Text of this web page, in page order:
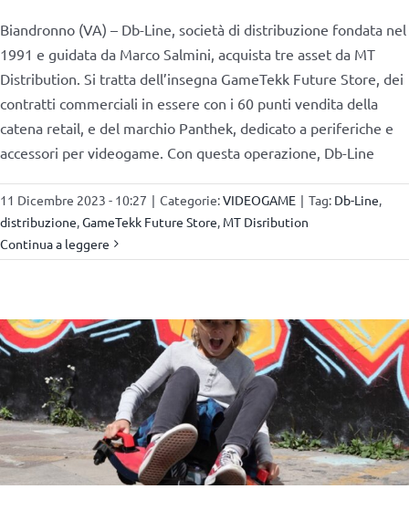
Biandronno (VA) – Db-Line, società di distribuzione fondata nel
1991 e guidata da Marco Salmini, acquista tre asset da MT
Distribution. Si tratta dell’insegna GameTekk Future Store, dei
contratti commerciali in essere con i 60 punti vendita della
catena retail, e del marchio Panthek, dedicato a periferiche e
accessori per videogame. Con questa operazione, Db-Line
11 Dicembre 2023 - 10:27 | Categorie:VIDEOGAME | Tag: Db-Line
distribuzione GameTekk Future Store MT Disribution
Continua a leggere